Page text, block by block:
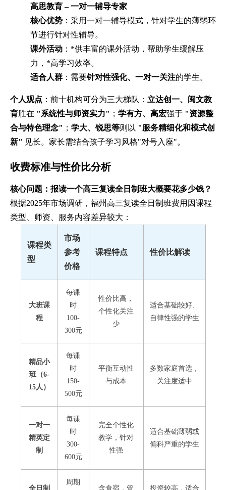
高思教育 – 一对一辅导专家
核心优势 ：采用一对一辅导模式，针对学生的薄弱环
节进行针对性辅导。
课外活动 ：*供丰富的课外活动，帮助学生缓解压
力，*高学习效率。
适合人群 ：需要针对性强化、一对一关注的学生。
个人观点 ：前十机构可分为三大梯队： 立达创一、闽文教
育胜在 "系统性与师资实力" ； 学有方、高宏强于 "资源整
合与特色理念" ； 学大、锐思等则以 "服务精细化和模式创
新" 见长。家长需结合孩子学习风格"对号入座"。
收费标准与性价比分析
核心问题：报读一个高三复读全日制班大概要花多少钱？
根据2025年市场调研，福州高三复读全日制班费用因课程
类型、师资、服务内容差异较大：
课程类
型
市场
参考
价格
课程特点 性价比解读
大班课
程
每课
时
100-
300元
性价比高，
个性化关注
少
适合基础较好、
自律性强的学生
精品小
班（6-
15人）
每课
时
150-
500元
平衡互动性
与成本
多数家庭首选，
关注度适中
一对一
精英定
制
每课
时
300-
600元
完全个性化
教学，针对
性强
适合基础薄弱或
偏科严重的学生
全日制
周期
含食宿，管
投资较高，适合